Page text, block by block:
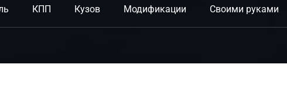
КПП Кузов Модификации Своими руками